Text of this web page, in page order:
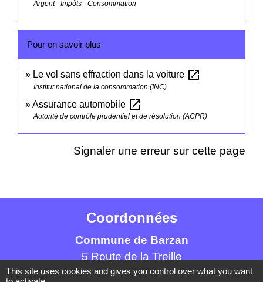
Argent - Impôts - Consommation
Pour en savoir plus
Le vol sans effraction dans la voiture open_in_new
Institut national de la consommation (INC)
Assurance automobile open_in_new
Autorité de contrôle prudentiel et de résolution (ACPR)
Signaler une erreur sur cette page
Coordonnées
Commune de Barzan
5 Route de la Treille
17120 Barzan - FRANCE
This site uses cookies and gives you control over what you want